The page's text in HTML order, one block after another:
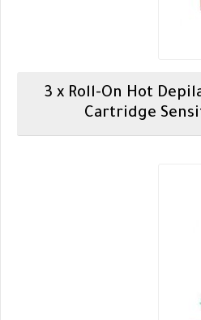
3 x Roll-On Hot
Cartridge